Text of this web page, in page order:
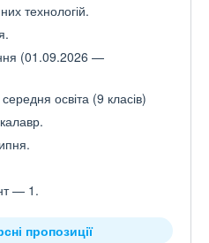
технологій.
(01.09.2026 —
освіта (9 класів)
— 1.
пропозиції